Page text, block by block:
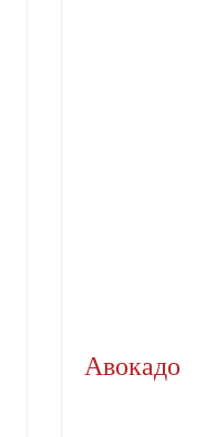
Авокадо